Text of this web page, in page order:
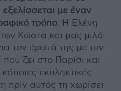
με έναν
τρόπο. Η Ελένη
Κώστα και μας μιλά
τον έρωτά της με τον
ζει στο Παρίσι και
εκπληκτικές
πριν αυτός τη χωρίσει